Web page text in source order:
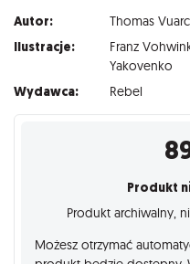
Autor: Thomas
Ilustracje: Franz
Yakovenko
Wydawca: Rebel
Produkt
Produkt archiwalny,
Możesz otrzymać